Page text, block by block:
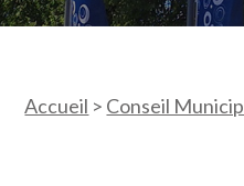
Accueil > Conseil